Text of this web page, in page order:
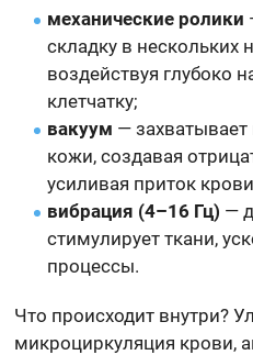
механические ролики
складку в нескольких
воздействуя глубоко
клетчатку;
вакуум —
кожи, создавая
усиливая приток
вибрация (4–16 Гц) —
стимулирует ткани,
процессы.
Что происходит внутри?
микроциркуляция крови,